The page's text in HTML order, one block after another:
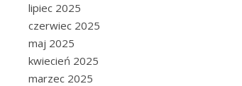
lipiec 2025
czerwiec 2025
maj 2025
kwiecień 2025
marzec 2025